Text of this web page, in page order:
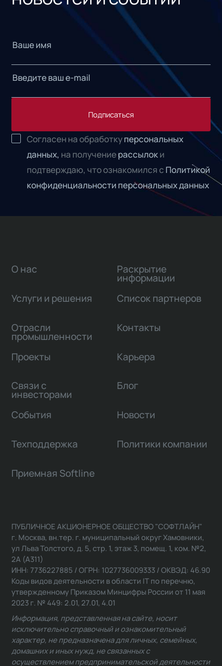
Подписаться
Согласен на обработкуперсональных
данных, на получениерассылоки
подтверждаю, что ознакомился с Политикой
конфиденциальности персональных данных
О нас
Услуги и решения
Отрасли
промышленности
Проекты
Связи с
инвесторами
Раскрытие
информации
Список партнеров
Контакты
Карьера
Блог
События Новости
Техподдержка Политики компании
Приемная Softline
ПУБЛИЧНОЕ АКЦИОНЕРНОЕ ОБЩЕСТВО "СОФТЛАЙН"
г. Москва, вн.тер. г. муниципальный округ Хамовники,
ул Льва Толстого, д. 5, стр. 1, этаж 3, помещ. 1, ком. №2,
2А (А311)
ИНН: 7736227885 / ОГРН: 1027736009333 / ОКВЭД: 46.90
Коды видов деятельности в области IT по перечню,
утвержденному Приказом Минцифры России от 11 мая
2023 г. № 449: 2.01, 27.01, 4.01
Информация, представленная на сайте, носит
исключительно справочный и ознакомительный
характер, не предназначена для личных, семейных,
домашних и иных нужд, не связанных с
осуществлением предпринимательской деятельности